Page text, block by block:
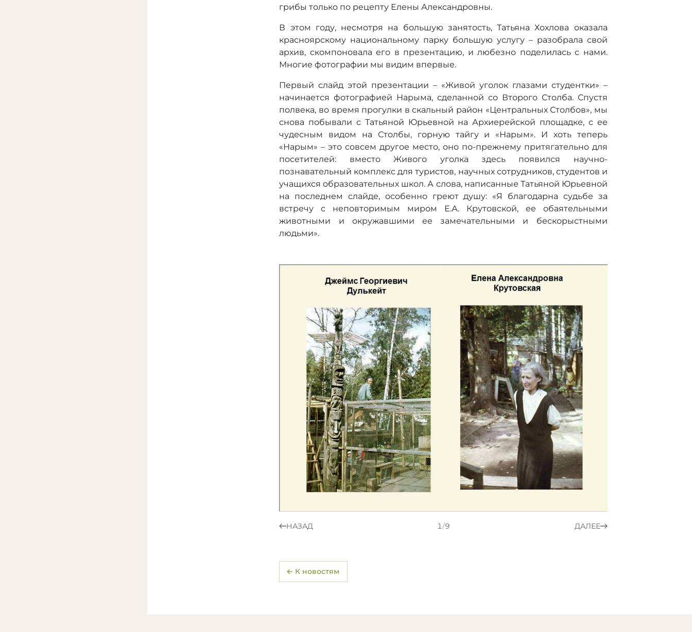
грибы только по рецепту Елены Александровны.
В этом году, несмотря на большую занятость, Татьяна Хохлова оказала
красноярскому национальному парку большую услугу – разобрала свой
архив, скомпоновала его в презентацию, и любезно поделилась с нами.
Многие фотографии мы видим впервые.
Первый слайд этой презентации – «Живой уголок глазами студентки» –
начинается фотографией Нарыма, сделанной со Второго Столба. Спустя
полвека, во время прогулки в скальный район «Центральных Столбов», мы
снова побывали с Татьяной Юрьевной на Архиерейской площадке, с ее
чудесным видом на Столбы, горную тайгу и «Нарым». И хоть теперь
«Нарым» – это совсем другое место, оно по-прежнему притягательно для
посетителей: вместо Живого уголка здесь появился научно-
познавательный комплекс для туристов, научных сотрудников, студентов и
учащихся образовательных школ. А слова, написанные Татьяной Юрьевной
на последнем слайде, особенно греют душу: «Я благодарна судьбе за
встречу с неповторимым миром Е.А. Крутовской, ее обаятельными
животными и окружавшими ее замечательными и бескорыстными
людьми».
НАЗАД 1/9 ДАЛЕЕ
← К новостям